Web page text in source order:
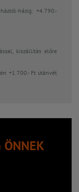
házig: +4.790.-
kiszállítás előre
+1.700.- Ft utánvét
ÖNNEK